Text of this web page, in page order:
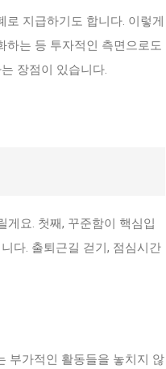
지급하기도 합니다. 이렇게
하는 등 투자적인 측면으로도
장점이 있습니다.
요. 첫째, 꾸준함이 핵심입
다. 출퇴근길 걷기, 점심시간
부가적인 활동들을 놓치지 않